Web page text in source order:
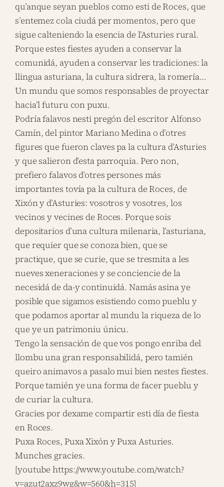
qu’anque seyan pueblos como esti de Roces, que
s’entemez cola ciudá per momentos, pero que
sigue calteniendo la esencia de l’Asturies rural.
Porque estes fiestes ayuden a conservar la
comunidá, ayuden a conservar les tradiciones: la
llingua asturiana, la cultura sidrera, la romería…
Un mundu que somos responsables de proyectar
hacia’l futuru con puxu.
Podría falavos nesti pregón del escritor Alfonso
Camín, del pintor Mariano Medina o d’otres
figures que fueron claves pa la cultura d’Asturies
y que salieron d’esta parroquia. Pero non,
prefiero falavos d’otres persones más
importantes tovía pa la cultura de Roces, de
Xixón y d’Asturies: vosotros y vosotres, los
vecinos y vecines de Roces. Porque sois
depositarios d’una cultura milenaria, l’asturiana,
que requier que se conoza bien, que se
practique, que se curie, que se tresmita a les
nueves xeneraciones y se conciencie de la
necesidá de da-y continuidá. Namás asina ye
posible que sigamos esistiendo como pueblu y
que podamos aportar al mundu la riqueza de lo
que ye un patrimoniu únicu.
Tengo la sensación de que vos pongo enriba del
llombu una gran responsabilidá, pero tamién
queiro animavos a pasalo mui bien nestes fiestes.
Porque tamién ye una forma de facer pueblu y
de curiar la cultura.
Gracies por dexame compartir esti día de fiesta
en Roces.
Puxa Roces, Puxa Xixón y Puxa Asturies.
Munches gracies.
[youtube https://www.youtube.com/watch?
v=azut2axz9wg&w=560&h=315]